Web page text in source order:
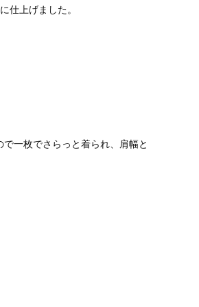
仕上げました。
一枚でさらっと着られ、肩幅と